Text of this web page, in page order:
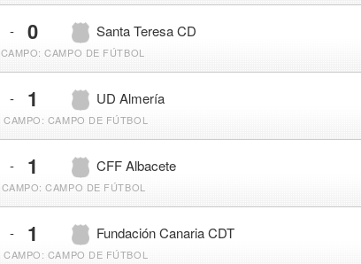
- Santa Teresa CD
0
CAMPO: CAMPO DE FÚTBOL
- UD Almería
1
CAMPO: CAMPO DE FÚTBOL
- CFF Albacete
1
CAMPO: CAMPO DE FÚTBOL
- Fundación Canaria CDT
1
CAMPO: CAMPO DE FÚTBOL